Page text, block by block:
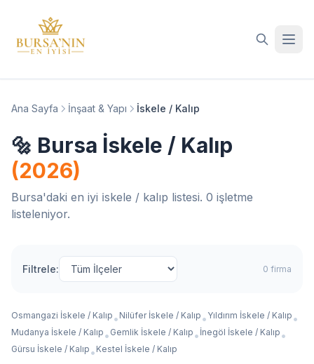
İçeriğe geç
Ana Sayfa İnşaat & Yapı İskele / Kalıp
🔩 Bursa İskele / Kalıp
(2026)
Bursa'daki en iyi i̇skele / kalıp listesi. 0 işletme
listeleniyor.
Filtrele: 0 firma
Osmangazi İskele / Kalıp • Nilüfer İskele / Kalıp • Yıldırım İskele / Kalıp •
Mudanya İskele / Kalıp • Gemlik İskele / Kalıp • İnegöl İskele / Kalıp •
Gürsu İskele / Kalıp • Kestel İskele / Kalıp